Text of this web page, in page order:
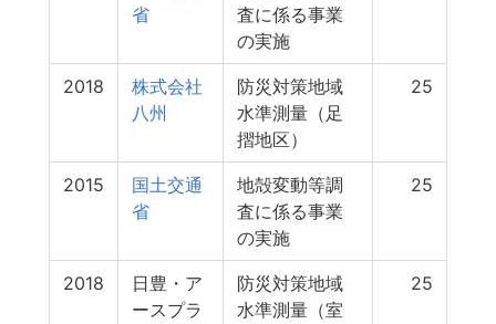
省
査に係る事業
の実施
2018
株式会社
八州
防災対策地域
水準測量（足
摺地区）
25
2015
国土交通
省
地殻変動等調
査に係る事業
の実施
25
2018
日豊・ア
ースプラ
防災対策地域
水準測量（室
25